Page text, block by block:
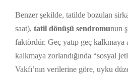
Benzer şekilde, tatilde bozulan
saat), tatil dönüşü sendromunun
faktördür. Geç yatıp geç kalkmaya
kalkmaya zorlandığında “sosyal
Vakfı’nın verilerine göre, uyku